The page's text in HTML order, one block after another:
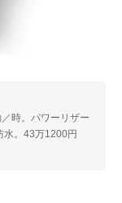
時。パワーリザー
水。43万1200円